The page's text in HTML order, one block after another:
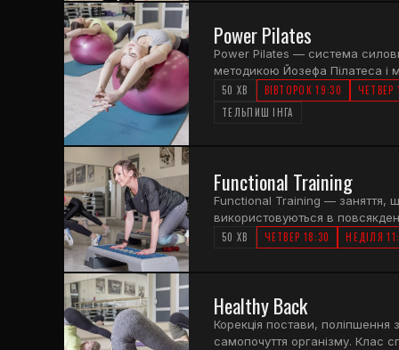
Power Pilates
Power Pilates — система
методикою Йозефа Пілатеса і
сучасними тенденціями.
силовими вправами для
Заняття триває 50 хвилин.
50 ХВ ВІВТОРОК 19:30 ЧЕТВЕР
ТЕЛЬПИШ ІНГА
Functional Training
Functional Training — заняття,
використовуються в
тренування — робота з
балансом. Рекомендується для
різноманітного обладнання.
розтяжкою. Заняття триває 50
50 ХВ ЧЕТВЕР 18:30 НЕДІЛЯ
Healthy Back
Корекція постави, поліпшення
самопочуття організму. Клас